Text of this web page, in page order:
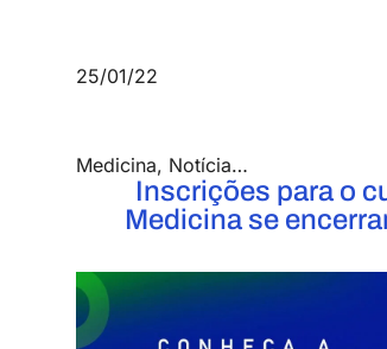
25/01/22
Medicina, Notícias ,
Inscrições para o
Medicina se